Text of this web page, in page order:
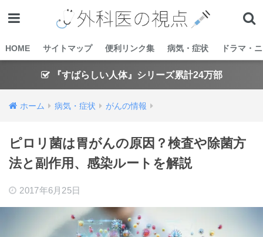
HOME サイトマップ 便利リンク集 病気・症状 ドラマ・
『すばらしい人体』シリーズ累計24万部
ホーム 病気・症状 がんの情報
ピロリ菌は胃がんの原因？検査や除菌方
法と副作用、感染ルートを解説
2017年6月25日